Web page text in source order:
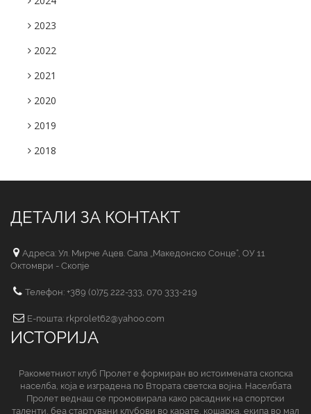
2023
2022
2021
2020
2019
2018
ДЕТАЛИ ЗА КОНТАКТ
Адреса: Ул. Мирче Ацев. Сала „Македонско Сонце“, ОУ 11
Октомври - Скопје
Телефон: +389 (0)75 222-333, 070 333-219
Е-пошта: rkprolet62@yahoo.com
ИСТОРИЈА
Ракометниот клуб Пролет е формиран во истоимената скопска
населба, која е изградена по Втората светска војна. Населбата
Пролет веднаш се промовирала како расадник на спортски
таленти, беа стартувани клубови во карате, кошарка, екипа во мал